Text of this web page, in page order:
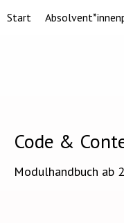
Start
Code &
Modulhandbuch ab